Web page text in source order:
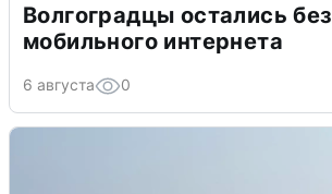
Волгоградцы остались без
мобильного интернета
6 августа 0